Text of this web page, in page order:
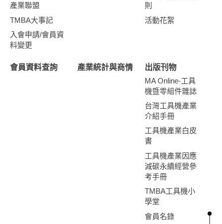
產業聯盟
TMBA大事記
入會申請/會員資
料變更
則
活動花絮
會員資料查詢 產業統計與商情
出版刊物
MA Online-工具
機暨零組件雜誌
台灣工具機產業
介紹手冊
工具機產業白皮
書
工具機產業因應
減碳永續經營參
考手冊
TMBA工具機小
學堂
會員名錄